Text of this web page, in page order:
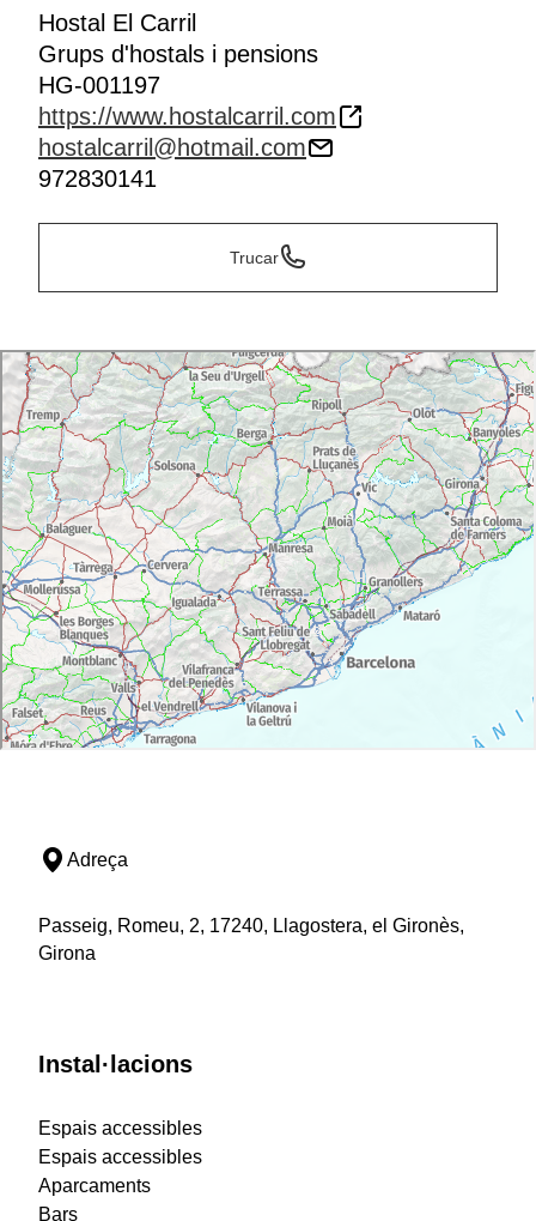
Hostal El Carril
Grups d'hostals i pensions
HG-001197
https://www.hostalcarril.com
hostalcarril@hotmail.com
972830141
Trucar
Adreça
Passeig, Romeu, 2, 17240, Llagostera, el Gironès,
Girona
Instal·lacions
Espais accessibles
Espais accessibles
Aparcaments
Bars